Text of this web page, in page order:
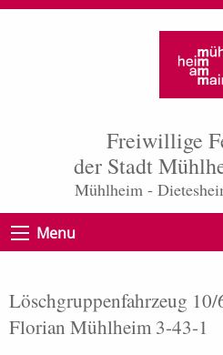
Freiwillige
der Stadt
Mühlheim -
Menu
Löschgruppenfahrzeug 10/
Florian Mühlheim 3-43-1